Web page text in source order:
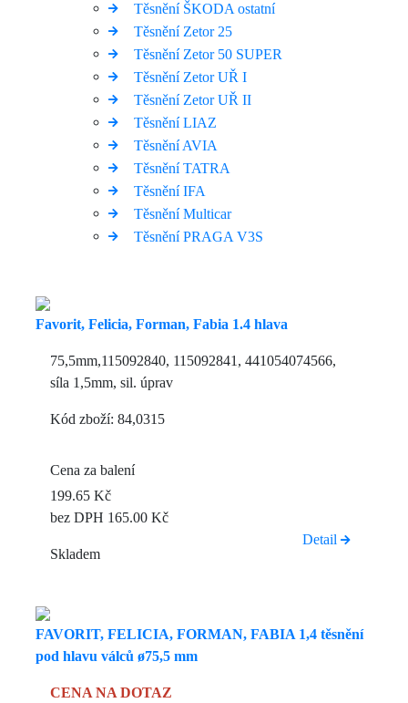
Těsnění ŠKODA ostatní
Těsnění Zetor 25
Těsnění Zetor 50 SUPER
Těsnění Zetor UŘ I
Těsnění Zetor UŘ II
Těsnění LIAZ
Těsnění AVIA
Těsnění TATRA
Těsnění IFA
Těsnění Multicar
Těsnění PRAGA V3S
Favorit, Felicia, Forman, Fabia 1.4 hlava
75,5mm,115092840, 115092841, 441054074566,
síla 1,5mm, sil. úprav
Kód zboží: 84,0315
Cena za balení
199.65 Kč
bez DPH 165.00 Kč
Skladem
Detail
FAVORIT, FELICIA, FORMAN, FABIA 1,4 těsnění
pod hlavu válců ø75,5 mm
CENA NA DOTAZ